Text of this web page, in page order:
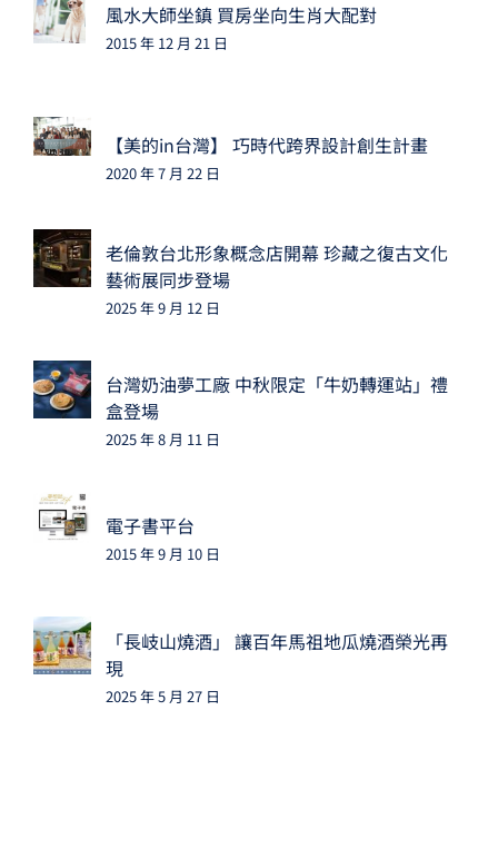
風水大師坐鎮 買房坐向生肖大配對
2015 年 12 月 21 日
【美的in台灣】 巧時代跨界設計創生計畫
2020 年 7 月 22 日
老倫敦台北形象概念店開幕 珍藏之復古文化
藝術展同步登場
2025 年 9 月 12 日
台灣奶油夢工廠 中秋限定「牛奶轉運站」禮
盒登場
2025 年 8 月 11 日
電子書平台
2015 年 9 月 10 日
「長岐山燒酒」 讓百年馬祖地瓜燒酒榮光再
現
2025 年 5 月 27 日